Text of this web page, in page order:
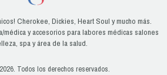
Cherokee, Dickies, Heart Soul y mucho más.
médica y accesorios para labores médicas salones
spa y área de la salud.
Todos los derechos reservados.